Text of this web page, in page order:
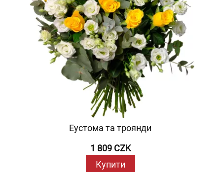
Еустома та троянди
1 809 CZK
Купити